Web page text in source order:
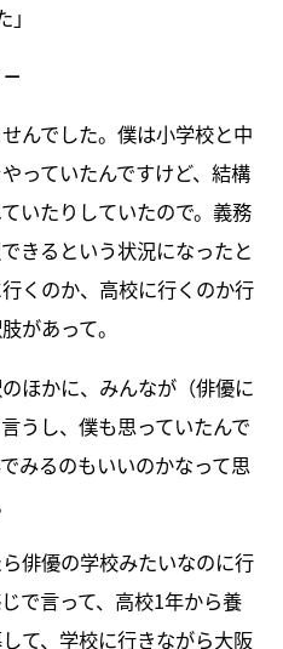
んでした。僕は小学校と中
っていたんですけど、結構
いたりしていたので。義務
きるという状況になったと
くのか、高校に行くのか行
があって。
ほかに、みんなが（俳優に
うし、僕も思っていたんで
みるのもいいのかなって思
俳優の学校みたいなのに行
で言って、高校1年から養
て、学校に行きながら大阪